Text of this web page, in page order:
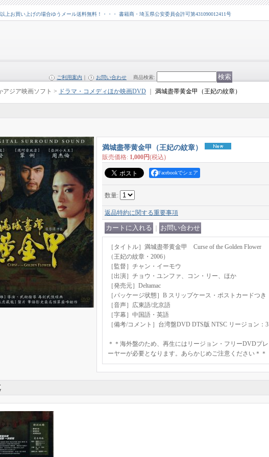
上お買い上げの場合ゆうメール送料無料！・・・ 書籍商・埼玉県公安委員会許可第431090012411号
ご利用案内 お問い合わせ 商品検索:
アジア映画ソフト > ドラマ・コメディほか映画DVD 満城盡帯黄金甲（王妃の紋章）
満城盡帯黄金甲（王妃の紋章）
販売価格: 1,000円(税込)
Facebookでシェア
数量:
返品特約に関する重要事項
［タイトル］満城盡帯黄金甲 Curse of the Golden Flower
（王妃の紋章・2006）
［監督］チャン・イーモウ
［出演］チョウ・ユンファ、コン・リー、ほか
［発売元］Deltamac
［パッケージ状態］B スリップケース・ポストカードつき
［音声］広東語/北京語
［字幕］中国語・英語
［備考/コメント］台湾盤DVD DTS版 NTSC リージョン：3
＊＊海外盤のため、再生にはリージョン・フリーDVDプレ
ーヤーが必要となります。あらかじめご注意ください＊＊